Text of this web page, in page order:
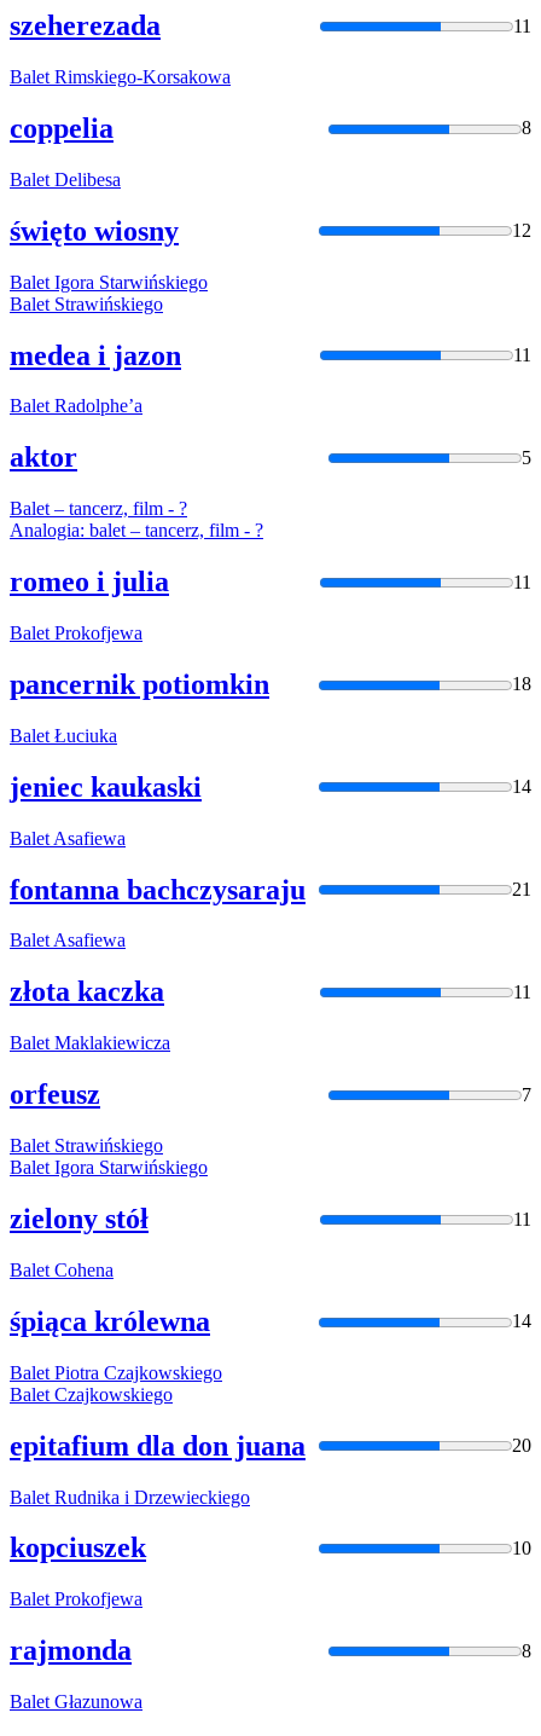
szeherezada 11
Balet Rimskiego-Korsakowa
coppelia 8
Balet Delibesa
święto wiosny 12
Balet Igora Starwińskiego
Balet Strawińskiego
medea i jazon 11
BaletRadolphe’a
aktor 5
Balet – tancerz, film - ?
Analogia: balet – tancerz, film - ?
romeo i julia 11
Balet Prokofjewa
pancernik potiomkin 18
Balet Łuciuka
jeniec kaukaski 14
Balet Asafiewa
fontanna bachczysaraju 21
BaletAsafiewa
złota kaczka 11
Balet Maklakiewicza
orfeusz 7
Balet Strawińskiego
Balet Igora Starwińskiego
zielony stół 11
Balet Cohena
śpiąca królewna 14
Balet Piotra Czajkowskiego
Balet Czajkowskiego
epitafium dla don juana 20
Balet Rudnika i Drzewieckiego
kopciuszek 10
Balet Prokofjewa
rajmonda 8
Balet Głazunowa